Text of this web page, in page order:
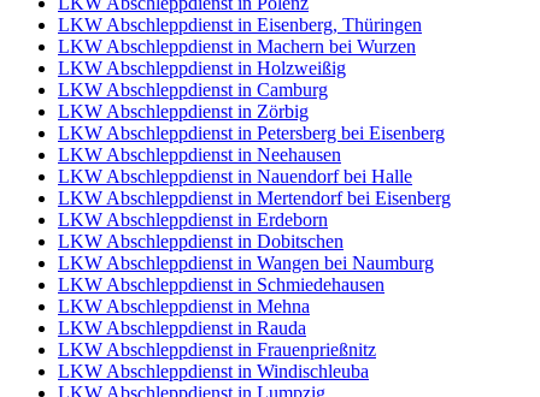
LKW Abschleppdienst in Eisenberg, Thüringen
LKW Abschleppdienst in Machern bei Wurzen
LKW Abschleppdienst in Holzweißig
LKW Abschleppdienst in Camburg
LKW Abschleppdienst in Zörbig
LKW Abschleppdienst in Petersberg bei Eisenberg
LKW Abschleppdienst in Neehausen
LKW Abschleppdienst in Nauendorf bei Halle
LKW Abschleppdienst in Mertendorf bei Eisenberg
LKW Abschleppdienst in Erdeborn
LKW Abschleppdienst in Dobitschen
LKW Abschleppdienst in Wangen bei Naumburg
LKW Abschleppdienst in Schmiedehausen
LKW Abschleppdienst in Mehna
LKW Abschleppdienst in Rauda
LKW Abschleppdienst in Frauenprießnitz
LKW Abschleppdienst in Windischleuba
LKW Abschleppdienst in Lumpzig